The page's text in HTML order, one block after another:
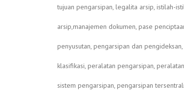
tujuan pengarsipan, legalita arsip, istilah-
arsip,manajemen dokumen, pase
penyusutan, pengarsipan dan
klasifikasi, peralatan pengarsipan,
sistem pengarsipan, pengarsipan